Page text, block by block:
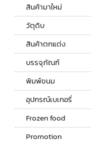
สินค้ามาใหม่
วัตุดิบ
สินค้าตกแต่ง
บรรจุภัณฑ์
พิมพ์ขนม
อุปกรณ์เบเกอรี่
Frozen food
Promotion